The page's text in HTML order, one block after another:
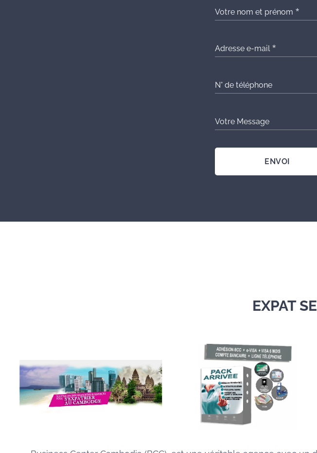
Votre nom et prénom
Adresse e-mail
N° de téléphone
Votre Message
ENVOI
EXPAT